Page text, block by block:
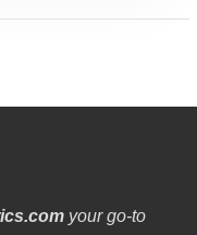
your go-to